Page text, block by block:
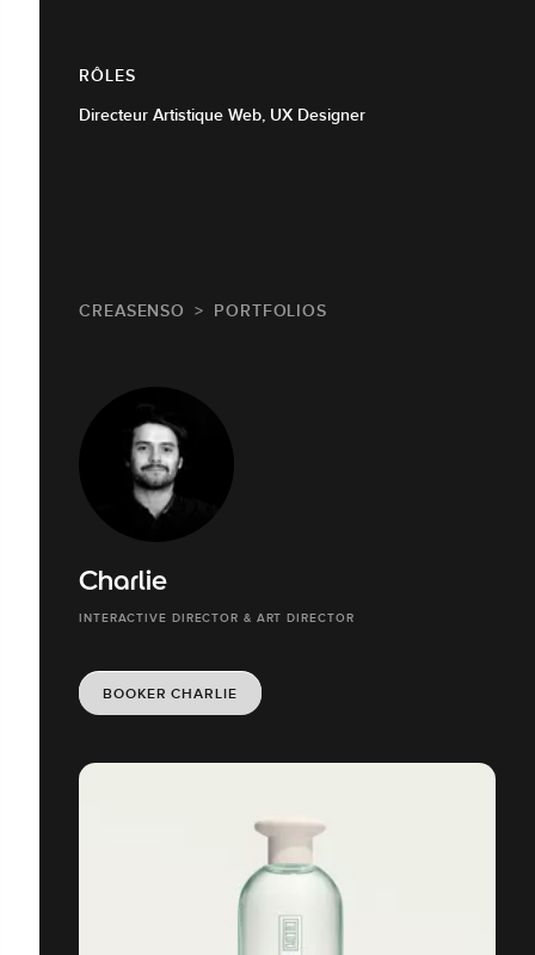
RÔLES
Directeur Artistique Web, UX Designer
CREASENSO PORTFOLIOS
Charlie
INTERACTIVE DIRECTOR & ART DIRECTOR
BOOKER CHARLIE